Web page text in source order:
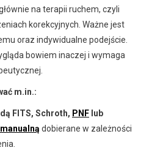
na terapii ruchem, czyli
korekcyjnych. Ważne jest
oraz indywidualne podejście.
bowiem inaczej i wymaga
m.in.:
FITS, Schroth, PNF lub
dobierane w zależności